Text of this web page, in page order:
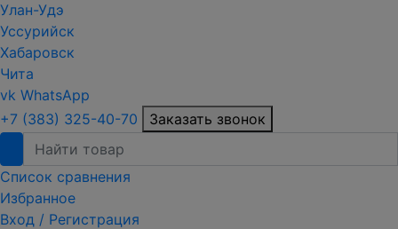
Улан-Удэ
Уссурийск
Хабаровск
Чита
vk WhatsApp
+7 (383) 325-40-70
Заказать звонок
Список сравнения
Избранное
Вход / Регистрация